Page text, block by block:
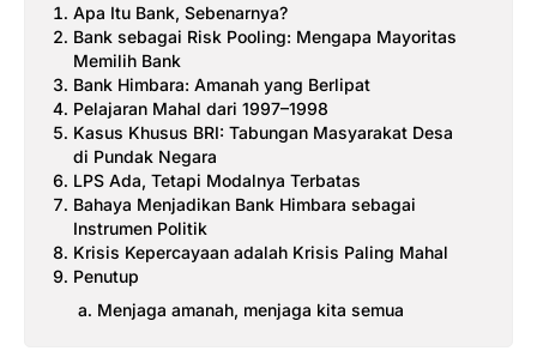
Apa Itu Bank, Sebenarnya?
Bank sebagai Risk Pooling: Mengapa Mayoritas
Memilih Bank
Bank Himbara: Amanah yang Berlipat
Pelajaran Mahal dari 1997–1998
Kasus Khusus BRI: Tabungan Masyarakat Desa
di Pundak Negara
LPS Ada, Tetapi Modalnya Terbatas
Bahaya Menjadikan Bank Himbara sebagai
Instrumen Politik
Krisis Kepercayaan adalah Krisis Paling Mahal
Penutup
Menjaga amanah, menjaga kita semua